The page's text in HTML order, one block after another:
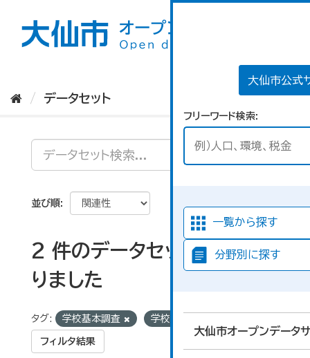
大仙市公式
フリーワード検索
一覧から探す
分野別に探す
大仙市オープンデータ
データセット
並び順
2 件のデータセットが見つか
りました
タグ: 学校基本調査 学校別
フィルタ結果